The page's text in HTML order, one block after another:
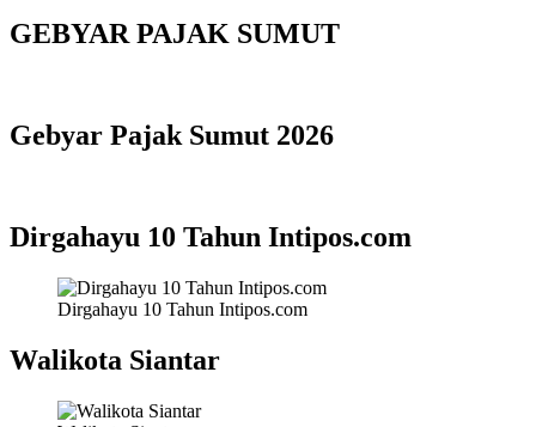
GEBYAR PAJAK SUMUT
Gebyar Pajak Sumut 2026
Dirgahayu 10 Tahun Intipos.com
Dirgahayu 10 Tahun Intipos.com
Walikota Siantar